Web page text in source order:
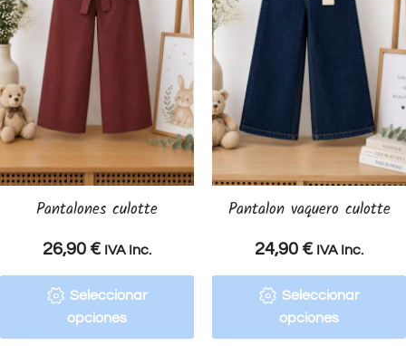
Pantalones culotte
26,90 € IVA Inc.
Seleccionar
opciones
Pantalon vaquero culotte
24,90 € IVA Inc.
Seleccionar
opciones